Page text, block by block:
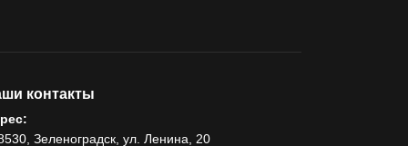
контакты
Зеленоградск, ул. Ленина, 20